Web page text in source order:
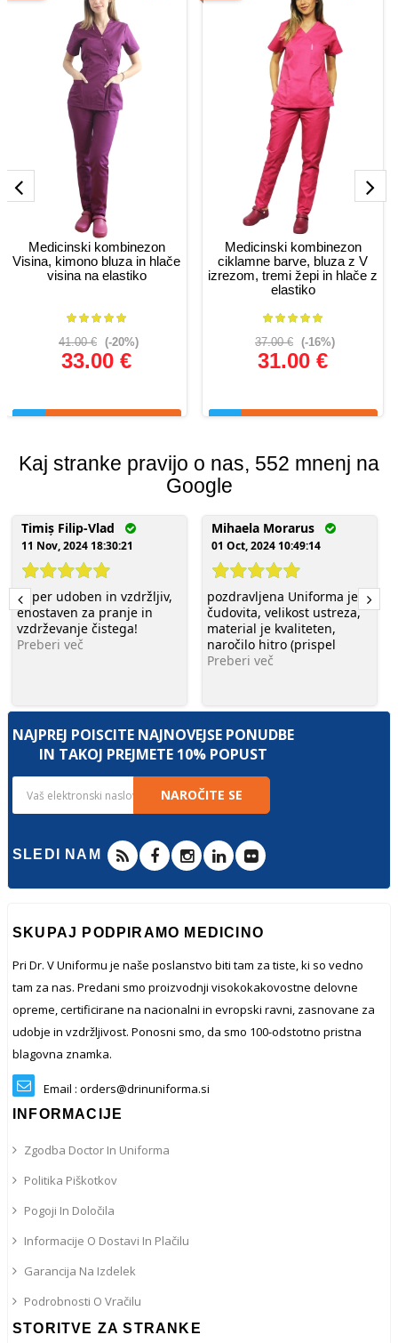
Medicinski kombinezon
Visina, kimono bluza in hlače
visina na elastiko
41.00 € (-20%)
33.00 €
Medicinski kombinezon
ciklamne barve, bluza z V
izrezom, tremi žepi in hlače z
elastiko
37.00 € (-16%)
31.00 €
Kaj stranke pravijo o nas, 552 mnenj na
Google
Timiș Filip-Vlad
11 Nov, 2024 18:30:21
Super udoben in vzdržljiv,
enostaven za pranje in
vzdrževanje čistega!
Preberi več
Mihaela Morarus
01 Oct, 2024 10:49:14
pozdravljena Uniforma je
čudovita, velikost ustreza,
material je kvaliteten,
naročilo hitro (prispel
Preberi več
NAJPREJ POIŠČITE NAJNOVEJŠE PONUDBE
IN TAKOJ PREJMETE 10% POPUST
NAROČITE SE
SLEDI NAM
SKUPAJ PODPIRAMO MEDICINO
Pri Dr. V Uniformu je naše poslanstvo biti tam za tiste, ki so vedno
tam za nas. Predani smo proizvodnji visokokakovostne delovne
opreme, certificirane na nacionalni in evropski ravni, zasnovane za
udobje in vzdržljivost. Ponosni smo, da smo 100-odstotno pristna
blagovna znamka.
Email : orders@drinuniforma.si
INFORMACIJE
Zgodba Doctor In Uniforma
Politika Piškotkov
Pogoji In Določila
Informacije O Dostavi In ​​plačilu
Garancija Na Izdelek
Podrobnosti O Vračilu
STORITVE ZA STRANKE